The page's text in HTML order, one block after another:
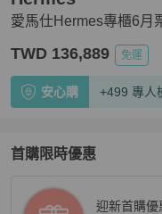
愛馬仕Hermes專櫃6月
TWD 136,889 免運
安心購 +499 專人
首購限時優惠
迎新首購